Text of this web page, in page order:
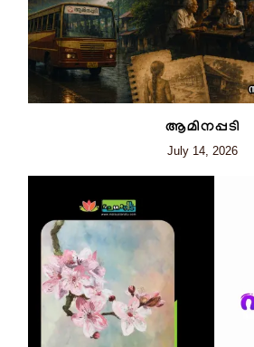
ആമിനപ്പടി
July 14, 2026